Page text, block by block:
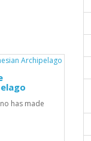
has made